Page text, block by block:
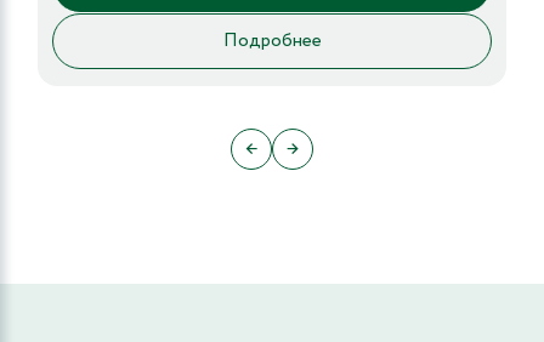
Подробнее
← →